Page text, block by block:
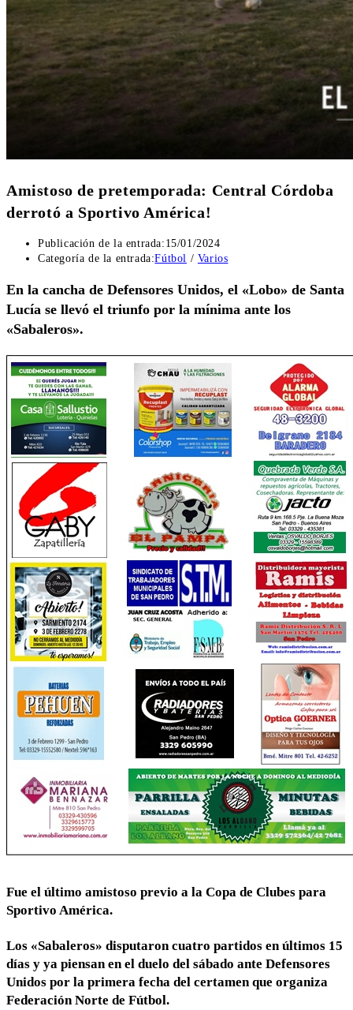
Amistoso de pretemporada: Central Córdoba
derrotó a Sportivo América!
Publicación de la entrada: 15/01/2024
Categoría de la entrada:Fútbol / Varios
En la cancha de Defensores Unidos, el «Lobo» de Santa
Lucía se llevó el triunfo por la mínima ante los
«Sabaleros».
Fue el último amistoso previo a la Copa de Clubes para
Sportivo América.
Los «Sabaleros» disputaron cuatro partidos en últimos 15
días y ya piensan en el duelo del sábado ante Defensores
Unidos por la primera fecha del certamen que organiza
Federación Norte de Fútbol.